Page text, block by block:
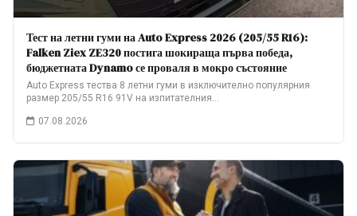
Тест на летни гуми на Auto Express 2026 (205/55 R16):
Falken Ziex ZE320 постига шокираща първа победа,
бюджетната Dynamo се проваля в мокро състояние
Auto Express тества 8 летни гуми в изключително популярния
размер 205/55 R16 91V на изпитателния…
07.08.2026